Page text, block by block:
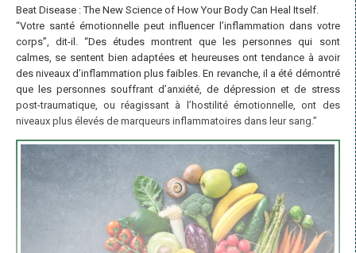
Beat Disease : The New Science of How Your Body Can Heal Itself.
“Votre santé émotionnelle peut influencer l’inflammation dans votre
corps”, dit-il. “Des études montrent que les personnes qui sont
calmes, se sentent bien adaptées et heureuses ont tendance à avoir
des niveaux d’inflammation plus faibles. En revanche, il a été démontré
que les personnes souffrant d’anxiété, de dépression et de stress
post-traumatique, ou réagissant à l’hostilité émotionnelle, ont des
niveaux plus élevés de marqueurs inflammatoires dans leur sang.”